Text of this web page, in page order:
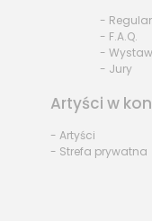
-
- F.A.Q.
-
- Jury
Artyści w
- Artyści
- Strefa prywatna